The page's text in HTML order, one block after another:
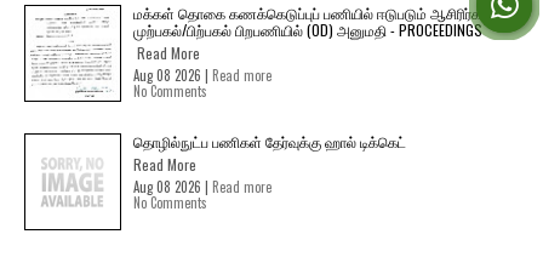
மக்கள் தொகை கணக்கெடுப்புப் பணியில் ஈடுபடும் ஆசிரிர்களுக்கு
முற்பகல்/பிற்பகல் பிறபணியில் (OD) அனுமதி - PROCEEDINGS
Read More
Aug 08 2026 | Read more
No Comments
தொழில்நுட்ப பணிகள் தேர்வுக்கு ஹால் ​டிக்கெட்
Read More
Aug 08 2026 | Read more
No Comments